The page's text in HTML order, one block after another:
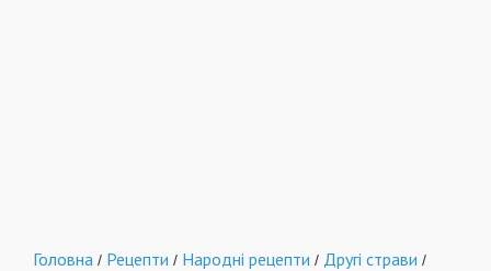
Головна / Рецепти / Народні рецепти / Другі страви /